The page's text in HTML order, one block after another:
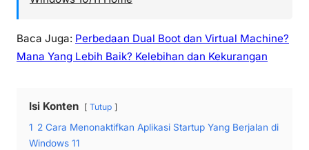
Baca Juga: Perbedaan Dual Boot dan Virtual Machine?
Mana Yang Lebih Baik? Kelebihan dan Kekurangan
Isi Konten Tutup
1 2 Cara Menonaktifkan Aplikasi Startup Yang Berjalan di
Windows 11